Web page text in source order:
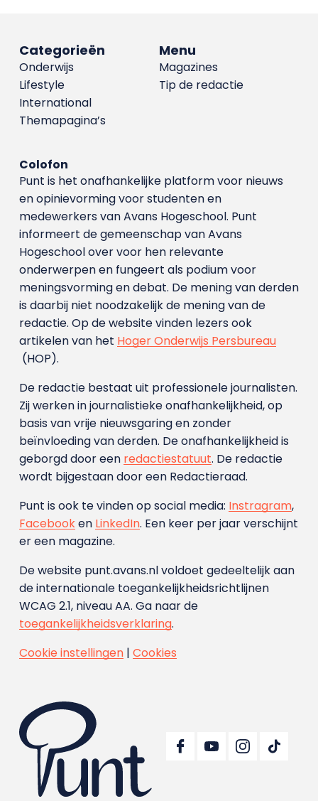
Menu
Magazines
Tip de redactie
Categorieën
Onderwijs
Lifestyle
International
Themapagina’s
Colofon
Punt is het onafhankelijke platform voor nieuws
en opinievorming voor studenten en
medewerkers van Avans Hoge­school. Punt
informeert de gemeenschap van Avans
Hogeschool over voor hen relevante
onderwerpen en fungeert als podium voor
meningsvorming en debat. De mening van derden
is daarbij niet noodzakelijk de mening van de
redactie. Op de website vinden lezers ook
artikelen van het Hoger Onderwijs Persbureau
(HOP).
De redactie bestaat uit professionele journalisten.
Zij werken in journalistieke onafhankelijkheid, op
basis van vrije nieuwsgaring en zonder
beïnvloeding van derden. De onafhankelijkheid is
geborgd door een redactiestatuut. De redactie
wordt bijgestaan door een Redactieraad.
Punt is ook te vinden op social media: Instragram,
Facebooken LinkedIn. Een keer per jaar verschijnt
er een magazine.
De website punt.avans.nl voldoet gedeeltelijk aan
de internationale toegankelijkheidsrichtlijnen
WCAG 2.1, niveau AA. Ga naar de
toegankelijkheidsverklaring.
Cookie instellingen| Cookies